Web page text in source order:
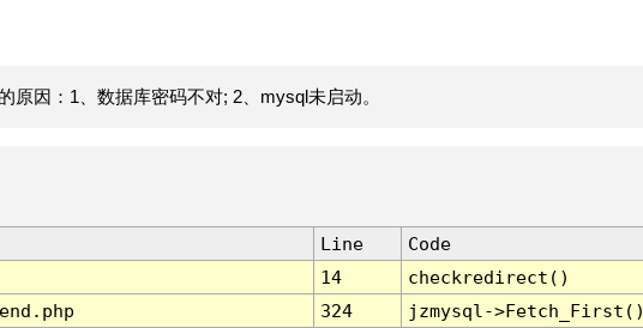
原因：1、数据库密码不对; 2、mysql未启动。
Line
Code
14
checkredirect()
324
jzmysql-